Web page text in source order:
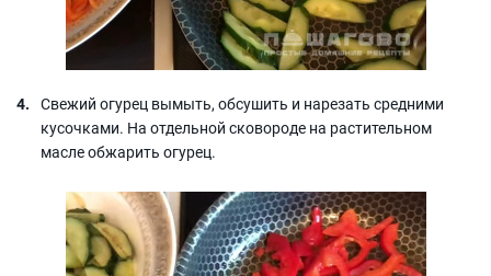
Свежий огурец вымыть, обсушить и нарезать средними
кусочками. На отдельной сковороде на растительном
масле обжарить огурец.